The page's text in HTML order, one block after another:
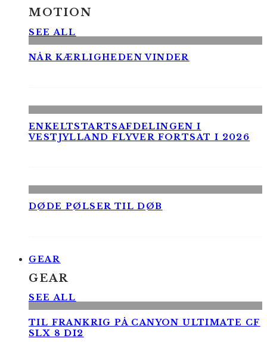
MOTION
SEE ALL
NÅR KÆRLIGHEDEN VINDER
ENKELTSTARTSAFDELINGEN I
VESTJYLLAND FLYVER FORTSAT I 2026
DØDE PØLSER TIL DØB
GEAR
GEAR
SEE ALL
TIL FRANKRIG PÅ CANYON ULTIMATE CF
SLX 8 DI2